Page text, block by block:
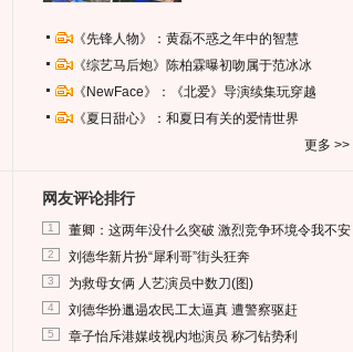
《先锋人物》：黄磊不惑之年中的智慧
《综艺马后炮》陈柏霖曝初吻属于范冰冰
《NewFace》：《北爱》导演续集玩穿越
《夏日甜心》：和夏日有关的爱情世界
更多 >>
网友评论排行
1 董卿：这两年没什么突破 激烈竞争环境令我不安
2 刘德华新片扮“犀利哥”街头狂奔
3 为救母女俩 人艺演员中数刀(图)
4 刘德华扮邋遢农民工太逼真 遭警察驱赶
5 章子怡斥港媒歧视内地演员 称刁钻势利